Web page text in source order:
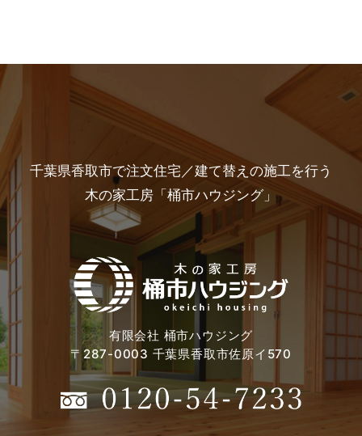
千葉県香取市で注文住宅／建て替えの施工を行う
木の家工房「桶市ハウジング」
有限会社 桶市ハウジング
〒287-0003 千葉県香取市佐原イ570